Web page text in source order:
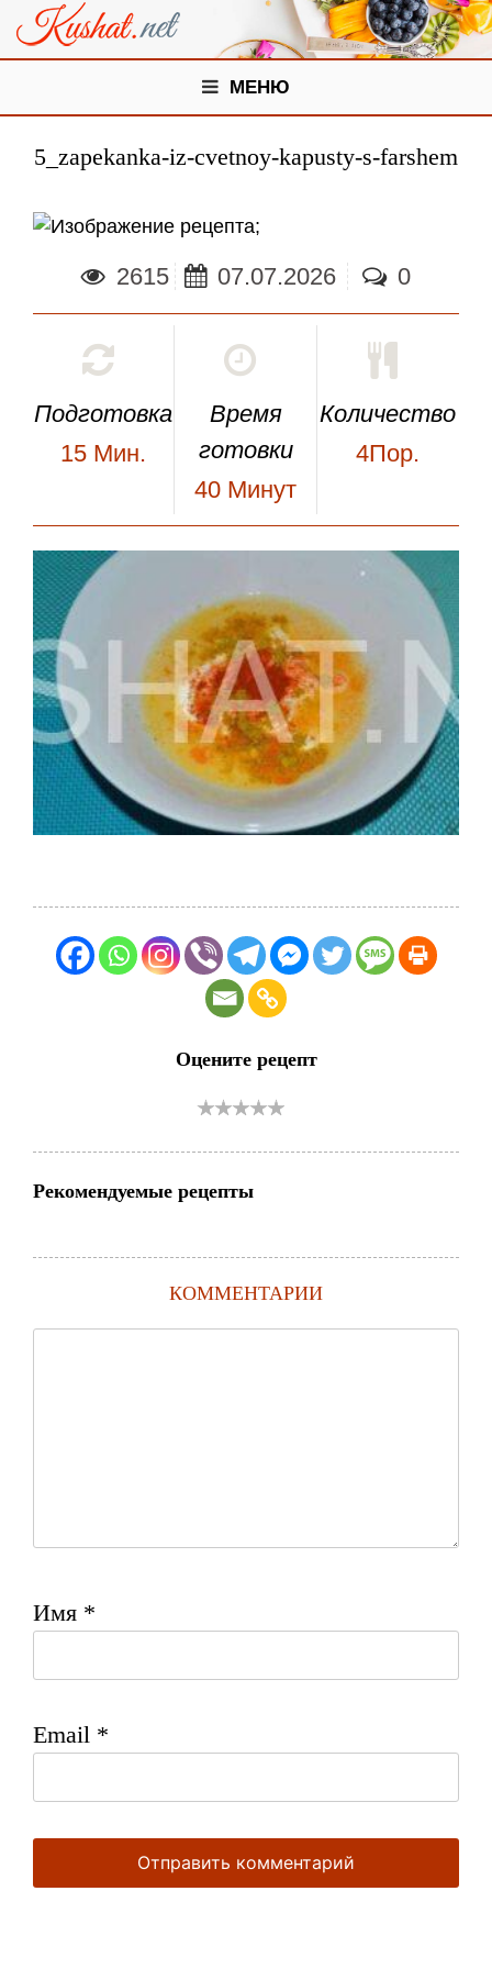
МЕНЮ
5_zapekanka-iz-cvetnoy-kapusty-s-farshem
;
2615 07.07.2026 0
Подготовка
15 Мин.
Время
готовки
40 Минут
Количество
4Пор.
Оцените рецепт
Рекомендуемые рецепты
КОММЕНТАРИИ
Имя *
Email *